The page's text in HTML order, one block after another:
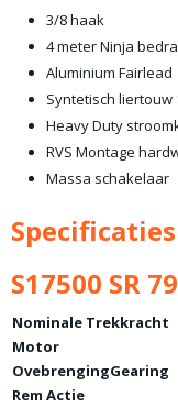
3/8 haak
4 meter Ninja
Aluminium Fairlead
Syntetisch liertouw
Heavy Duty
RVS Montage
Massa schakelaar
S17500 SR
Nominale Trekkracht
Motor
OvebrengingGearing
Rem Actie